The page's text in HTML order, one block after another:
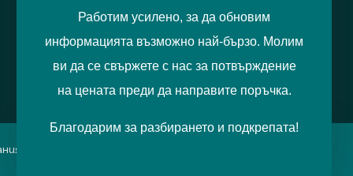
Работим усилено, за да обновим
информацията възможно най-бързо. Молим
ви да се свържете с нас за потвърждение
на цената преди да направите поръчка.
Благодарим за разбирането и подкрепата!
можете да отбележите